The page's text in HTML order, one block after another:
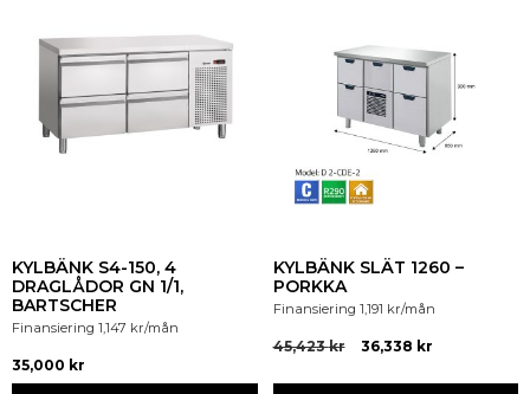
KYLBÄNK S4-150, 4
DRAGLÅDOR GN 1/1,
BARTSCHER
Finansiering 1,147 kr/mån
35,000 kr
KYLBÄNK SLÄT 1260 –
PORKKA
Finansiering 1,191 kr/mån
45,423kr 36,338 kr